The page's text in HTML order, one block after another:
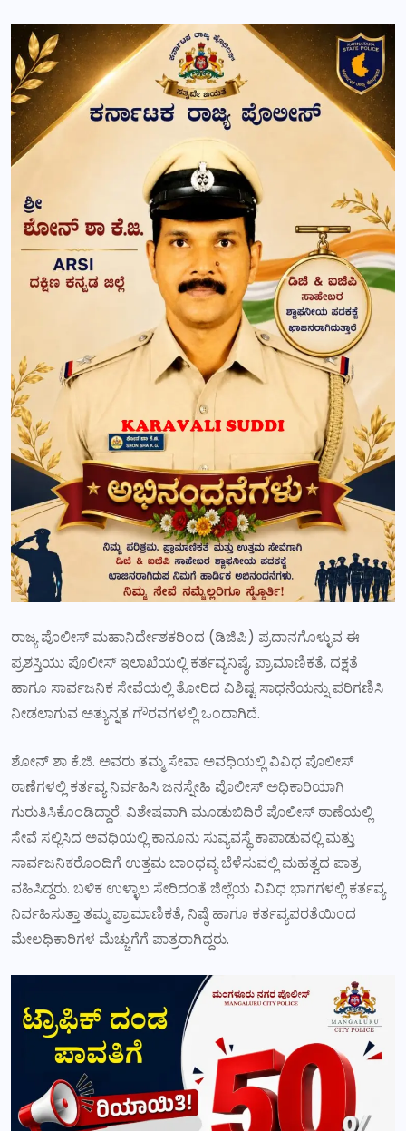
ರಾಜ್ಯ ಪೊಲೀಸ್ ಮಹಾನಿರ್ದೇಶಕರಿಂದ (ಡಿಜಿಪಿ) ಪ್ರದಾನಗೊಳ್ಳುವ ಈ
ಪ್ರಶಸ್ತಿಯು ಪೊಲೀಸ್ ಇಲಾಖೆಯಲ್ಲಿ ಕರ್ತವ್ಯನಿಷ್ಠೆ, ಪ್ರಾಮಾಣಿಕತೆ, ದಕ್ಷತೆ
ಹಾಗೂ ಸಾರ್ವಜನಿಕ ಸೇವೆಯಲ್ಲಿ ತೋರಿದ ವಿಶಿಷ್ಟ ಸಾಧನೆಯನ್ನು ಪರಿಗಣಿಸಿ
ನೀಡಲಾಗುವ ಅತ್ಯುನ್ನತ ಗೌರವಗಳಲ್ಲಿ ಒಂದಾಗಿದೆ.
ಶೋನ್ ಶಾ ಕೆ.ಜಿ. ಅವರು ತಮ್ಮ ಸೇವಾ ಅವಧಿಯಲ್ಲಿ ವಿವಿಧ ಪೊಲೀಸ್
ಠಾಣೆಗಳಲ್ಲಿ ಕರ್ತವ್ಯ ನಿರ್ವಹಿಸಿ ಜನಸ್ನೇಹಿ ಪೊಲೀಸ್ ಅಧಿಕಾರಿಯಾಗಿ
ಗುರುತಿಸಿಕೊಂಡಿದ್ದಾರೆ. ವಿಶೇಷವಾಗಿ ಮೂಡುಬಿದಿರೆ ಪೊಲೀಸ್ ಠಾಣೆಯಲ್ಲಿ
ಸೇವೆ ಸಲ್ಲಿಸಿದ ಅವಧಿಯಲ್ಲಿ ಕಾನೂನು ಸುವ್ಯವಸ್ಥೆ ಕಾಪಾಡುವಲ್ಲಿ ಮತ್ತು
ಸಾರ್ವಜನಿಕರೊಂದಿಗೆ ಉತ್ತಮ ಬಾಂಧವ್ಯ ಬೆಳೆಸುವಲ್ಲಿ ಮಹತ್ವದ ಪಾತ್ರ
ವಹಿಸಿದ್ದರು. ಬಳಿಕ ಉಳ್ಳಾಲ ಸೇರಿದಂತೆ ಜಿಲ್ಲೆಯ ವಿವಿಧ ಭಾಗಗಳಲ್ಲಿ ಕರ್ತವ್ಯ
ನಿರ್ವಹಿಸುತ್ತಾ ತಮ್ಮ ಪ್ರಾಮಾಣಿಕತೆ, ನಿಷ್ಠೆ ಹಾಗೂ ಕರ್ತವ್ಯಪರತೆಯಿಂದ
ಮೇಲಧಿಕಾರಿಗಳ ಮೆಚ್ಚುಗೆಗೆ ಪಾತ್ರರಾಗಿದ್ದರು.